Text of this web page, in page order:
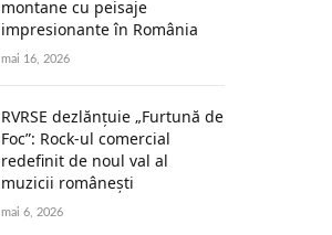
montane cu peisaje
impresionante în România
mai 16, 2026
RVRSE dezlănțuie „Furtună de
Foc”: Rock-ul comercial
redefinit de noul val al
muzicii românești
mai 6, 2026